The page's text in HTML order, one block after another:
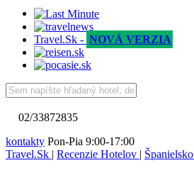
Travel.Sk - NOVÁ VERZIA
02/33872835
kontakty Pon-Pia 9:00-17:00
Travel.Sk | Recenzie Hotelov | Španielsko